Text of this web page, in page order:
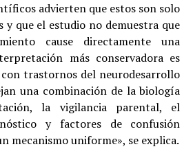
advierten que estos son solo
que el estudio no demuestra que
cause directamente una
más conservadora es
con trastornos del neurodesarrollo
una combinación de la biología
la vigilancia parental, el
y factores de confusión
mecanismo uniforme», se explica.